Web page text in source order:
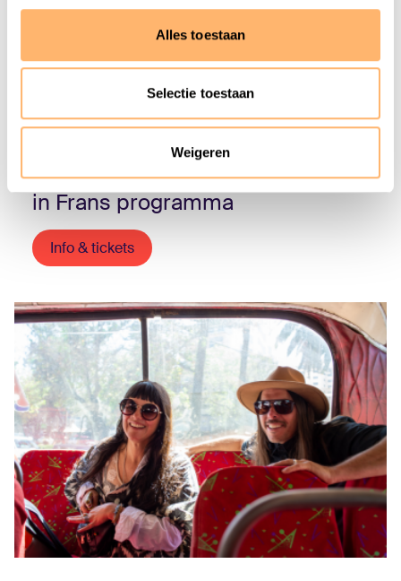
Alles toestaan
Selectie toestaan
Weigeren
DO 15 OKTOBER 2026 - 20:15
Martin Fröst en Roland Pontinen
in Frans programma
Info & tickets